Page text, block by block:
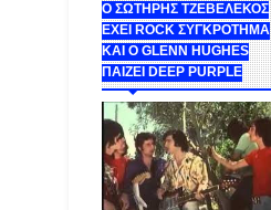
Ο ΣΩΤΗΡΗΣ ΤΖΕΒΕΛΕΚΟΣ
ΕΧΕΙ ROCK ΣΥΓΚΡΟΤΗΜΑ
ΚΑΙ Ο GLENN HUGHES
ΠΑΙΖΕΙ DEEP PURPLE